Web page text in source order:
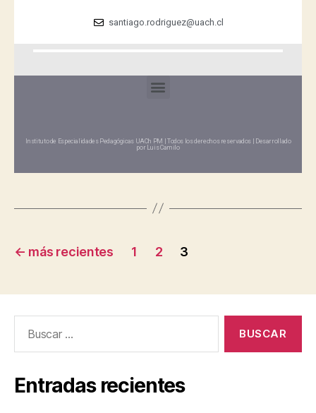
santiago.rodriguez@uach.cl
Instituto de Especialidades Pedagógicas UACh PM | Todos los derechos reservados | Desarrollado
por Luis Camilo
← más recientes 1 2 3
Entradas recientes